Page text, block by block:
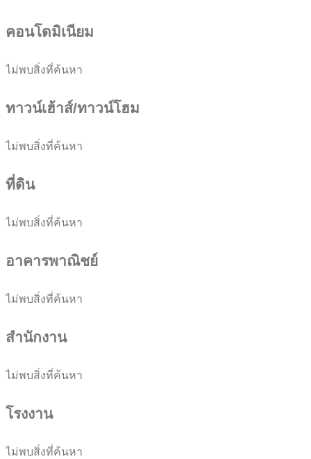
คอนโดมิเนียม
ไม่พบสิ่งที่ค้นหา
ทาวน์เฮ้าส์/ทาวน์โฮม
ไม่พบสิ่งที่ค้นหา
ที่ดิน
ไม่พบสิ่งที่ค้นหา
อาคารพาณิชย์
ไม่พบสิ่งที่ค้นหา
สำนักงาน
ไม่พบสิ่งที่ค้นหา
โรงงาน
ไม่พบสิ่งที่ค้นหา